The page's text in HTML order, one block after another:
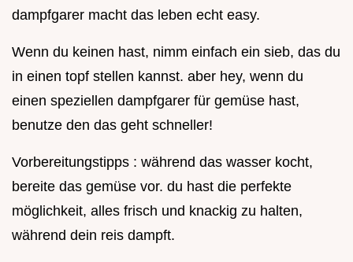
dampfgarer macht das leben echt easy.
Wenn du keinen hast, nimm einfach ein sieb, das du
in einen topf stellen kannst. aber hey, wenn du
einen speziellen dampfgarer für gemüse hast,
benutze den das geht schneller!
Vorbereitungstipps : während das wasser kocht,
bereite das gemüse vor. du hast die perfekte
möglichkeit, alles frisch und knackig zu halten,
während dein reis dampft.